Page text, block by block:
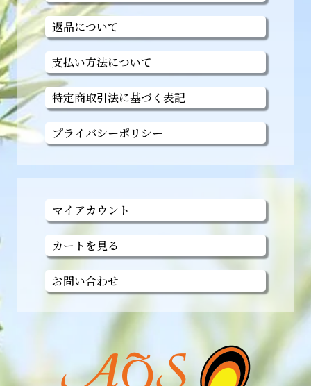
返品について
支払い方法について
特定商取引法に基づく表記
プライバシーポリシー
マイアカウント
カートを見る
お問い合わせ